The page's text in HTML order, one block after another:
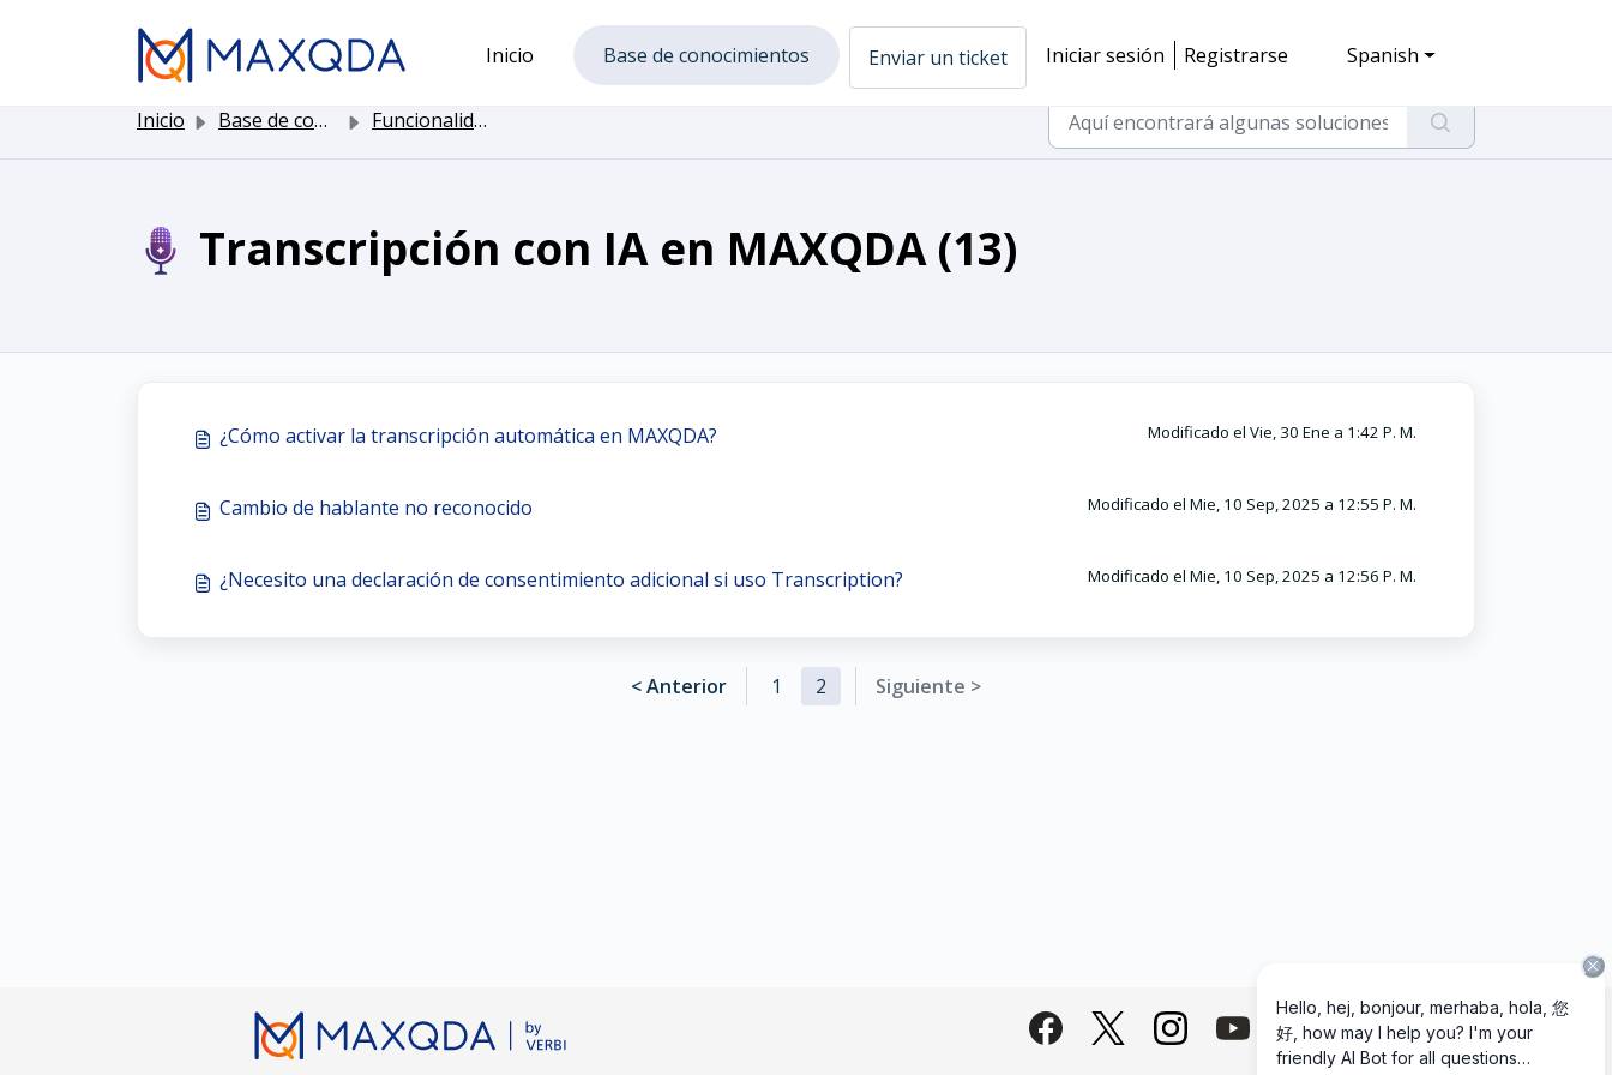
Inicio
Base de conocimientos Enviar un ticket Iniciar sesión Registrarse Spanish
Inicio Base de conocimientos Funcionalidad de MAXQDA
Transcripción con IA en MAXQDA (13)
¿Cómo activar la transcripción automática en MAXQDA? Modificado el Vie, 30 Ene a 1:42 P. M.
Cambio de hablante no reconocido Modificado el Mie, 10 Sep, 2025 a 12:55 P. M.
¿Necesito una declaración de consentimiento adicional si uso Transcription? Modificado el Mie, 10 Sep, 2025 a 12:56 P. M.
< Anterior 1 2 Siguiente >